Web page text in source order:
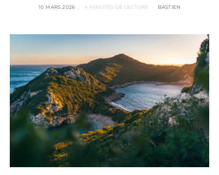
10 MARS 2026 4 MINUTES DE LECTURE BASTIEN